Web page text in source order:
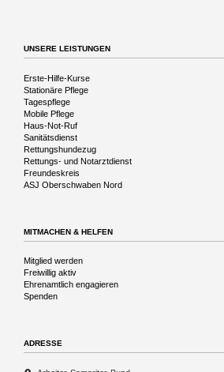
UNSERE LEISTUNGEN
Navigation
überspringen
Erste-Hilfe-Kurse
Stationäre Pflege
Tagespflege
Mobile Pflege
Haus-Not-Ruf
Sanitätsdienst
Rettungshundezug
Rettungs- und Notarztdienst
Freundeskreis
ASJ Oberschwaben Nord
MITMACHEN & HELFEN
Navigation
überspringen
Mitglied werden
Freiwillig aktiv
Ehrenamtlich engagieren
Spenden
ADRESSE